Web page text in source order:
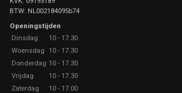
BTW: NL002184095b74
Openingstijden
Dinsdag
10 - 17.30
Woensdag
10 - 17.30
Donderdag 10 - 17.30
Vrijdag
10 - 17.30
Zaterdag
10 - 17.00